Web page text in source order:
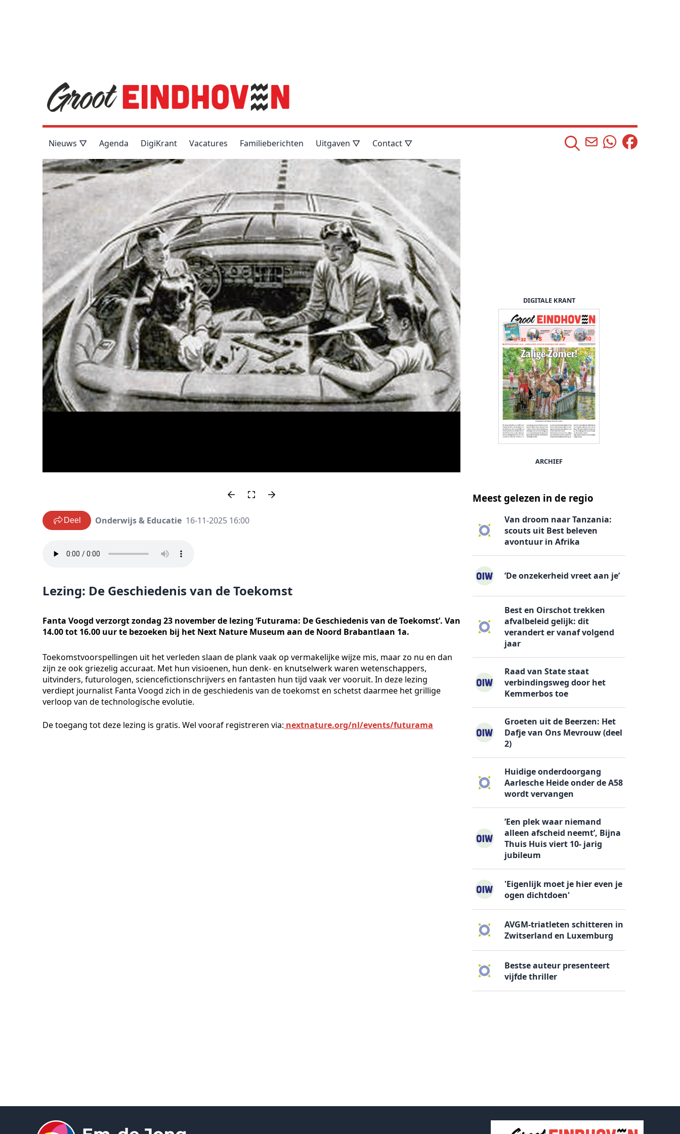
Nieuws ▽ Agenda DigiKrant Vacatures Familieberichten Uitgaven ▽ Contact ▽
Deel Onderwijs & Educatie 16-11-2025 16:00
Lezing: De Geschiedenis van de Toekomst
Fanta Voogd verzorgt zondag 23 november de lezing ‘Futurama: De Geschiedenis van de Toekomst’. Van
14.00 tot 16.00 uur te bezoeken bij het Next Nature Museum aan de Noord Brabantlaan 1a.
Toekomstvoorspellingen uit het verleden slaan de plank vaak op vermakelijke wijze mis, maar zo nu en dan
zijn ze ook griezelig accuraat. Met hun visioenen, hun denk- en knutselwerk waren wetenschappers,
uitvinders, futurologen, sciencefictionschrijvers en fantasten hun tijd vaak ver vooruit. In deze lezing
verdiept journalist Fanta Voogd zich in de geschiedenis van de toekomst en schetst daarmee het grillige
verloop van de technologische evolutie.
De toegang tot deze lezing is gratis. Wel vooraf registreren via: nextnature.org/nl/events/futurama
DIGITALE KRANT
ARCHIEF
Meest gelezen in de regio
Van droom naar Tanzania:
scouts uit Best beleven
avontuur in Afrika
’De onzekerheid vreet aan je’
Best en Oirschot trekken
afvalbeleid gelijk: dit
verandert er vanaf volgend
jaar
Raad van State staat
verbindingsweg door het
Kemmerbos toe
Groeten uit de Beerzen: Het
Dafje van Ons Mevrouw (deel
2)
Huidige onderdoorgang
Aarlesche Heide onder de A58
wordt vervangen
’Een plek waar niemand
alleen afscheid neemt’, Bijna
Thuis Huis viert 10- jarig
jubileum
'Eigenlijk moet je hier even je
ogen dichtdoen'
AVGM-triatleten schitteren in
Zwitserland en Luxemburg
Bestse auteur presenteert
vijfde thriller